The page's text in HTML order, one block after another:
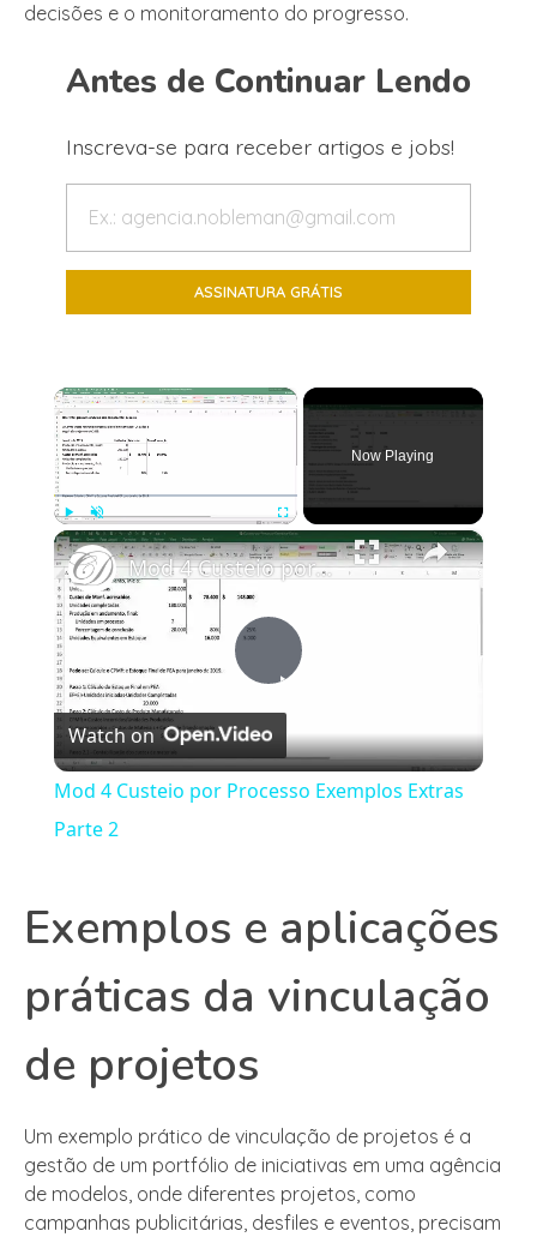
decisões e o monitoramento do progresso.
Antes de Continuar Lendo
Inscreva-se para receber artigos e jobs!
×
Play Unmute Fullscreen
Now Playing
×
Play
Video
Mod 4 Custeio por Processo Exemplos Extras Parte 2
Watch on
Mod 4 Custeio por Processo Exemplos Extras
Parte 2
Exemplos e aplicações
práticas da vinculação
de projetos
Um exemplo prático de vinculação de projetos é a
gestão de um portfólio de iniciativas em uma agência
de modelos, onde diferentes projetos, como
campanhas publicitárias, desfiles e eventos, precisam